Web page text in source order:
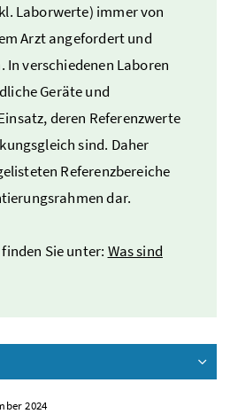
Laborwerte) immer von
Arzt angefordert und
verschiedenen Laboren
Geräte und
deren Referenzwerte
sind. Daher
Referenzbereiche
dar.
Sie unter: Was sind
2024